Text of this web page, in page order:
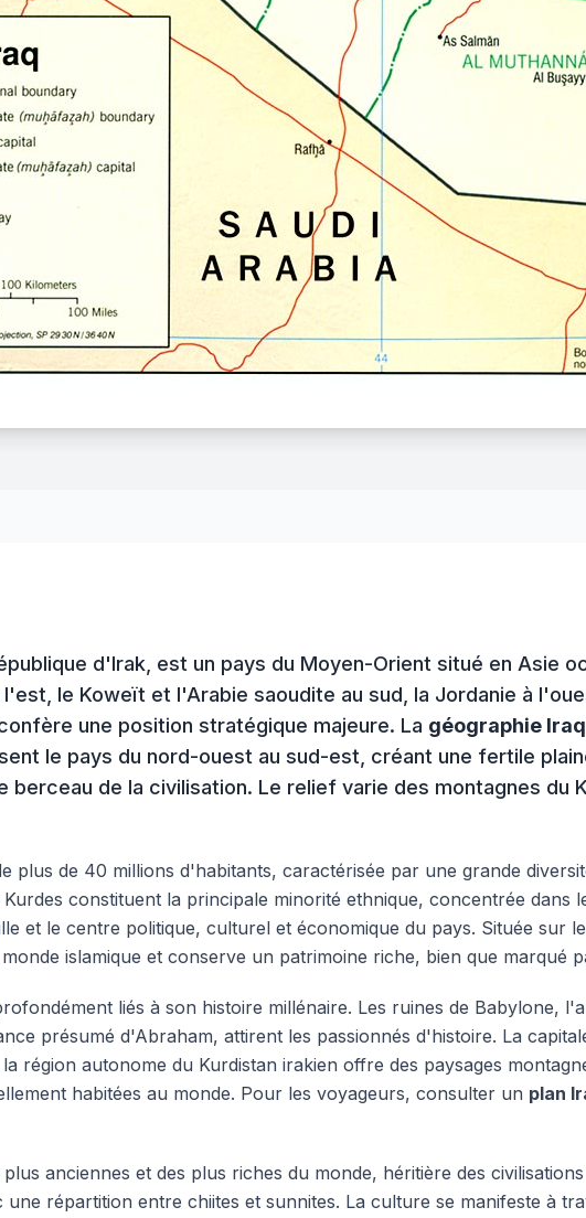
d'Irak, est un pays du Moyen-Orient situé en Asie
l'est, le Koweït et l'Arabie saoudite au sud, la Jordanie à
une position stratégique majeure. La géographie Iraq
le pays du nord-ouest au sud-est, créant une fertile
de la civilisation. Le relief varie des montagnes du
plus de 40 millions d'habitants, caractérisée par une grande
constituent la principale minorité ethnique, concentrée dans
et le centre politique, culturel et économique du pays. Située sur
islamique et conserve un patrimoine riche, bien que marqué
liés à son histoire millénaire. Les ruines de Babylone,
présumé d'Abraham, attirent les passionnés d'histoire. La
région autonome du Kurdistan irakien offre des paysages
habitées au monde. Pour les voyageurs, consulter un plan
anciennes et des plus riches du monde, héritière des
répartition entre chiites et sunnites. La culture se manifeste à